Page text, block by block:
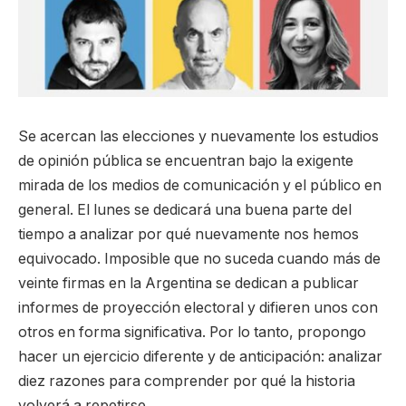
Se acercan las elecciones y nuevamente los estudios
de opinión pública se encuentran bajo la exigente
mirada de los medios de comunicación y el público en
general. El lunes se dedicará una buena parte del
tiempo a analizar por qué nuevamente nos hemos
equivocado. Imposible que no suceda cuando más de
veinte firmas en la Argentina se dedican a publicar
informes de proyección electoral y difieren unos con
otros en forma significativa. Por lo tanto, propongo
hacer un ejercicio diferente y de anticipación: analizar
diez razones para comprender por qué la historia